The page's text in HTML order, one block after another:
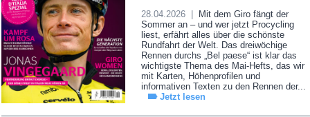
28.04.2026 |
Mit dem Giro fängt der
Sommer an – und wer jetzt Procycling
liest, erfährt alles über die schönste
Rundfahrt der Welt. Das dreiwöchige
Rennen durchs „Bel paese“ ist klar das
wichtigste Thema des Mai-Hefts, das wir
mit Karten, Höhenprofilen und
informativen Texten zu den Rennen der...
Jetzt lesen